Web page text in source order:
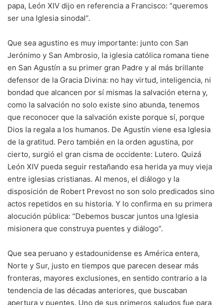
papa, León XIV dijo en referencia a Francisco: “queremos
ser una Iglesia sinodal”.
Que sea agustino es muy importante: junto con San
Jerónimo y San Ambrosio, la iglesia católica romana tiene
en San Agustín a su primer gran Padre y al más brillante
defensor de la Gracia Divina: no hay virtud, inteligencia, ni
bondad que alcancen por sí mismas la salvación eterna y,
como la salvación no solo existe sino abunda, tenemos
que reconocer que la salvación existe porque sí, porque
Dios la regala a los humanos. De Agustín viene esa Iglesia
de la gratitud. Pero también en la orden agustina, por
cierto, surgió el gran cisma de occidente: Lutero. Quizá
León XIV pueda seguir restañando esa herida ya muy vieja
entre iglesias cristianas. Al menos, el diálogo y la
disposición de Robert Prevost no son solo predicados sino
actos repetidos en su historia. Y lo confirma en su primera
alocución pública: “Debemos buscar juntos una Iglesia
misionera que construya puentes y diálogo”.
Que sea peruano y estadounidense es América entera,
Norte y Sur, justo en tiempos que parecen desear más
fronteras, mayores exclusiones, en sentido contrario a la
tendencia de las décadas anteriores, que buscaban
apertura y puentes. Uno de sus primeros saludos fue para